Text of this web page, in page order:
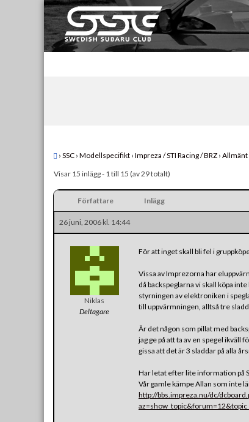
Skip
to
content
Swedish Subaru Club
För oss som älskar Subaru!
› SSC › Modellspecifikt › Impreza / STI Racing / BRZ › Allmänt
Visar 15 inlägg - 1 till 15 (av 29 totalt)
Författare Inlägg
26 juni, 2006 kl. 14:44
Niklas
Deltagare
För att inget skall bli fel i
Vissa av Imprezorna har
då backspeglarna vi skall köpa
styrningen av elektroniken i
till uppvärmningen, alltså tre
Är det någon som pillat med
jag ge på att ta av en spegel ikväll
gissa att det är 3 sladdar på alla
Har letat efter lite information på
Vår gamle kämpe Allan som inte
http://bbs.impreza.nu/dc/